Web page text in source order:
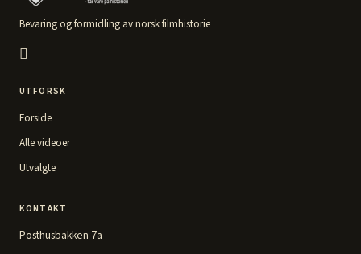
Bevaring og formidling av norsk filmhistorie
UTFORSK
Forside
Alle videoer
Utvalgte
KONTAKT
Posthusbakken 7a